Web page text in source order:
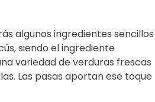
algunos ingredientes sencillos
siendo el ingrediente
variedad de verduras frescas
Las pasas aportan ese toque